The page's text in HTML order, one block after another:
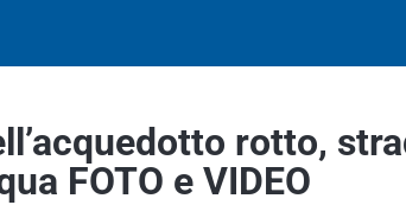
rotto,
FOTO e VIDEO